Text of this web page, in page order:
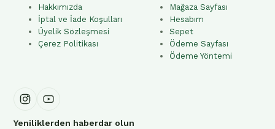
Hakkımızda
İptal ve İade Koşulları
Üyelik Sözleşmesi
Çerez Politikası
Mağaza Sayfası
Hesabım
Sepet
Ödeme Sayfası
Ödeme Yöntemi
Yeniliklerden haberdar olun